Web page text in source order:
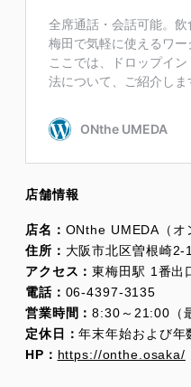
店舗情報
店名： ONthe UMEDA（オ
住所： 大阪市北区曽根崎
アクセス：東梅田駅 1番出
電話： 06-4397-3135
営業時間：8:30～21:00（
定休日：年末年始および年
HP： https://onthe.osaka/